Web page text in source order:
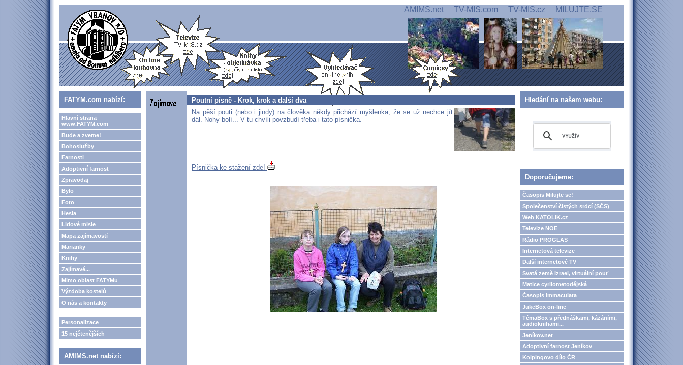
AMIMS.net TV-MIS.com TV-MIS.cz MILUJTE.SE
FATYM.com nabízí:
Hlavní strana
www.FATYM.com
Bude a zveme!
Bohoslužby
Farnosti
Adoptivní farnost
Zpravodaj
Bylo
Foto
Hesla
Lidové misie
Mapa zajímavostí
Marianky
Knihy
Zajímavé...
Mimo oblast FATYMu
Výzdoba kostelů
O nás a kontakty
Personalizace
15 nejčtenějších
AMIMS.net nabízí:
Poutní písně - Krok, krok a další dva
Na pěší pouti (nebo i jindy) na člověka někdy přichází myšlenka, že se už nechce jít
dál. Nohy bolí... V tu chvíli povzbudí třeba i tato písnička.
Písnička ke stažení zde!
Hledání na našem webu:
Doporučujeme:
Časopis Milujte se!
Společenství čistých srdcí (SČS)
Web KATOLIK.cz
Televize NOE
Rádio PROGLAS
Internetová televize
Další internetové TV
Svatá země Izrael, virtuální pouť
Matice cyrilometodějská
Časopis Immaculata
JukeBox on-line
TémaBox s přednáškami, kázáními,
audioknihami...
Jeníkov.net
Adoptivní farnost Jeníkov
Kolpingovo dílo ČR